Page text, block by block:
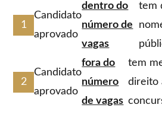
Candidato
aprovado
dentro do
número de
vagas
tem
Candidato
aprovado
fora do
número
de vagas
tem
direito